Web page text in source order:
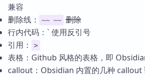
兼容
删除线：
~~ ~~ 删除
行内代码：` 使用反引号
引用：
>
表格：Github 风格的表格，即
callout：Obsidian 内置的几种 callout